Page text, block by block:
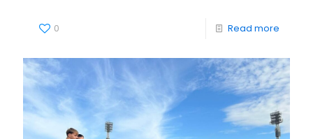
0 Read more